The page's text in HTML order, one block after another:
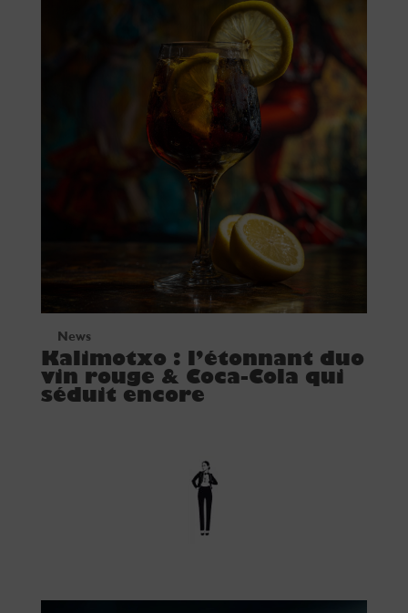
News
Kalimotxo : l’étonnant duo
vin rouge & Coca-Cola qui
séduit encore